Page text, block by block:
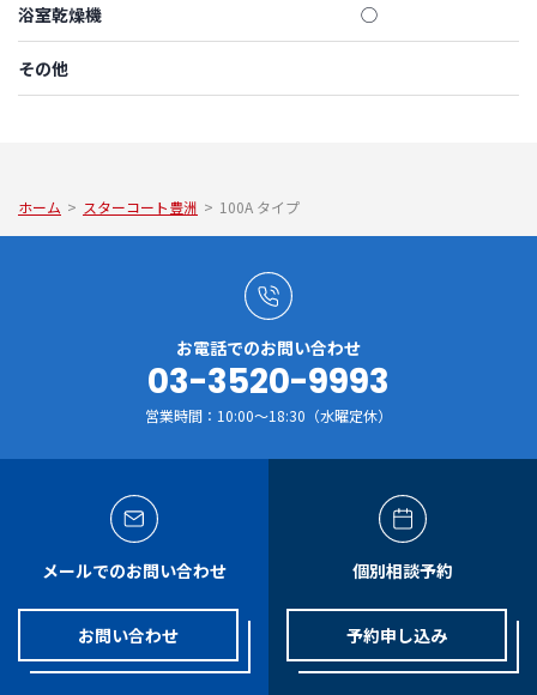
浴室乾燥機 ◯
その他
ホーム > スターコート豊洲 > 100A タイプ
お電話でのお問い合わせ
03-3520-9993
営業時間：10:00～18:30（水曜定休）
メールでのお問い合わせ
お問い合わせ
個別相談予約
予約申し込み